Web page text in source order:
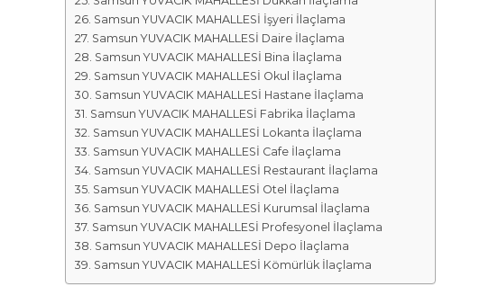
Samsun YUVACIK MAHALLESİ İşyeri İlaçlama
Samsun YUVACIK MAHALLESİ Daire İlaçlama
Samsun YUVACIK MAHALLESİ Bina İlaçlama
Samsun YUVACIK MAHALLESİ Okul İlaçlama
Samsun YUVACIK MAHALLESİ Hastane İlaçlama
Samsun YUVACIK MAHALLESİ Fabrika İlaçlama
Samsun YUVACIK MAHALLESİ Lokanta İlaçlama
Samsun YUVACIK MAHALLESİ Cafe İlaçlama
Samsun YUVACIK MAHALLESİ Restaurant İlaçlama
Samsun YUVACIK MAHALLESİ Otel İlaçlama
Samsun YUVACIK MAHALLESİ Kurumsal İlaçlama
Samsun YUVACIK MAHALLESİ Profesyonel İlaçlama
Samsun YUVACIK MAHALLESİ Depo İlaçlama
Samsun YUVACIK MAHALLESİ Kömürlük İlaçlama